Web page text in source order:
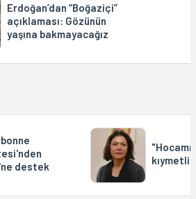
Erdoğan’dan “Boğaziçi”
açıklaması: Gözünün
yaşına bakmayacağız
destek
kıymetli